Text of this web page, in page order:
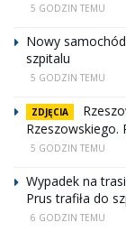
5 GODZIN TEMU
Nowy
szpitalu
5 GODZIN TEMU
ZDJĘCIA
Rzeszowskiego.
5 GODZIN TEMU
Wypadek na
Prus trafiła do
6 GODZIN TEMU